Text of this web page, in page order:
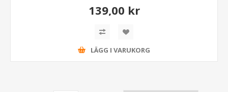
139,00 kr
LÄGG I VARUKORG